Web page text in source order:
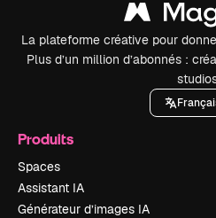
La plateforme créative pour
Plus d’un million d’abonnés :
Produits
Spaces
Assistant IA
Générateur d’images IA